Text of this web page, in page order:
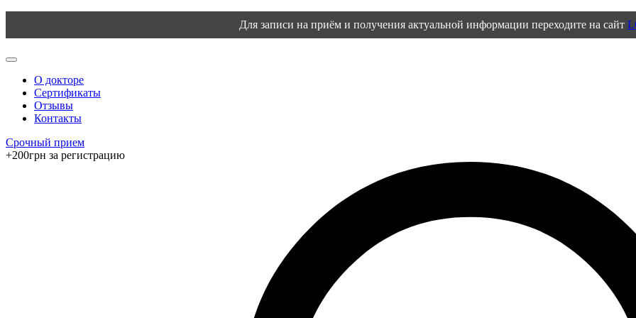
Для записи на приём и получения актуальной информации переходите на сайт
О докторе
Сертификаты
Отзывы
Контакты
Срочный прием
+200грн за регистрацию